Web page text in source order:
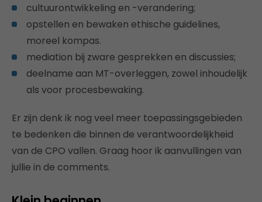
cultuurontwikkeling en -verandering;
opstellen en bewaken ethische guidelines,
moreel kompas.
mediation bij zware gesprekken en discussies;
deelname aan MT-overleggen, zowel inhoudelijk
als voor procesbewaking.
Er zijn denk ik nog veel meer toepassingsgebieden
te bedenken die binnen de verantwoordelijkheid
van de CPO vallen. Graag hoor ik aanvullingen van
jullie in de comments.